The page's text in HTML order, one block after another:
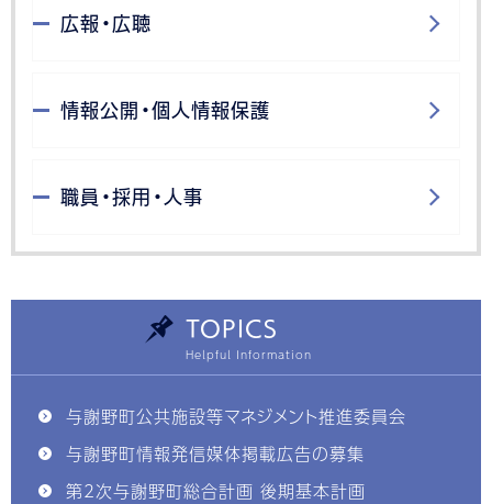
広報・広聴
情報公開・個人情報保護
職員・採用・人事
TOPICS
与謝野町公共施設等マネジメント推進委員会
与謝野町情報発信媒体掲載広告の募集
第2次与謝野町総合計画 後期基本計画